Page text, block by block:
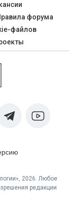
форума
файлов
2026. Любое
редакции